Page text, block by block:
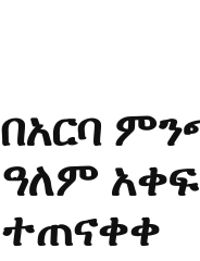
በአርባ
ዓለም
ተጠናቀቀ